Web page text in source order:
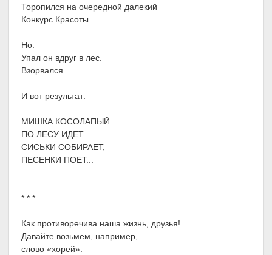
Торопился на очередной далекий
Конкурс Красоты.
Но.
Упал он вдруг в лес.
Взорвался.
И вот результат:
МИШКА КОСОЛАПЫЙ
ПО ЛЕСУ ИДЕТ.
СИСЬКИ СОБИРАЕТ,
ПЕСЕНКИ ПОЕТ...
* * *
Как противоречива наша жизнь, друзья!
Давайте возьмем, например,
слово «хорей».